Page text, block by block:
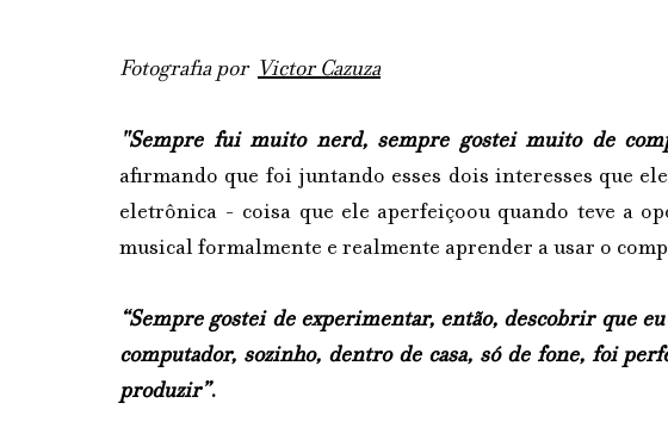
Fotografia por Victor Cazuza
"Sempre fui muito nerd, sempre gostei muito de
afirmando que foi juntando esses dois interesses que
eletrônica - coisa que ele aperfeiçoou quando teve a
musical formalmente e realmente aprender a usar o
“Sempre gostei de experimentar, então, descobrir que
computador, sozinho, dentro de casa, só de fone, foi
produzir”.